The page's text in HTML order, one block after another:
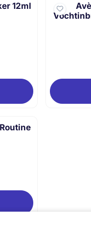
12ml
5,60
55,86